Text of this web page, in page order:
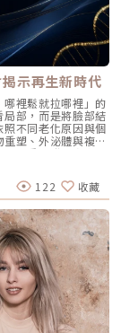
感到身心疲憊。建議
適度運動，並和伴侶
4.輕柔清潔頭皮洗頭
使用指腹輕輕按壓，
的清潔。5.選擇適
加重掉髮問題；而
議選擇適中的水溫
絲和護髮產品能為
頭髮更順滑，減少
寬齒梳可以更有效
建議媽媽們先從髮
這樣可以避免用力
圈在這段期間，除
橡皮筋，可以選擇
樣可以減少掉髮的
環，能激活毛囊並
髮油來保濕，這樣
別忘了保持良好的
，以及一些簡單的
些時間和耐心，因
給自己一些愛護和放
要堅持下去，健康亮
環，改善皮膚皺紋
渡假飯店風格設計
供來自西班牙頂尖
傷、零痛感，療程
也讓INDIBA英特
客成為更好版本的
此展開，如同促進
／守葳診所提供每
盡相同。『讓顧客
此協助顧客們改善
讓求美者美得更健
更好版本的自己
！台中旗艦店地
：
路三段256巷46號
址：新竹縣竹北市
官
示再生新時代
裡鬆就拉哪裡」的
部，而是將臉部結
不同老化原因與個
塑、外泌體與複合
的重要發展方向。
考如何改善組織狀
台灣微整形美容醫
行國際會議中心舉
醫學專家擔任講者
療、埋線、手術應
評估、複合治療與再
注射治療的討論已
剖層次、臉部動態與
帶出填充材料需要依
希玻尿酸的Ultra
平衡。陳榮峰醫師
示臨床上對材料特
一件事：材料並沒有
的選擇。全臉治療與
122 收藏